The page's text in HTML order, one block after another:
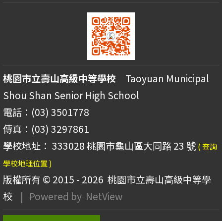
桃園市立壽山高級中等學校 Taoyuan Municipal
Shou Shan Senior High School
電話：(03) 3501778
傳真：(03) 3297861
學校地址： 333028 桃園市龜山區大同路 23 號 ( 查詢
學校地理位置 )
版權所有 © 2015 - 2026 桃園市立壽山高級中等學
校
| Powered by NetView